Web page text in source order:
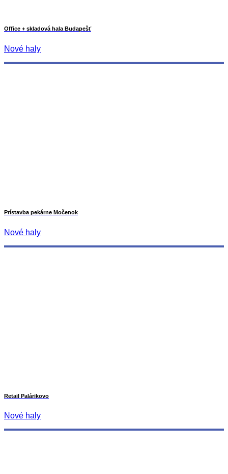
Office + skladová hala Budapešť
Nové haly
Prístavba pekárne Močenok
Nové haly
Retail Palárikovo
Nové haly